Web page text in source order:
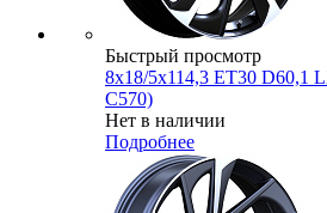
Быстрый просмотр
8x18/5x114,3 ET30 D60,1
C570)
Нет в наличии
Подробнее